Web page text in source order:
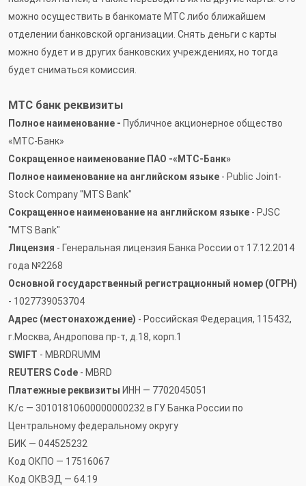
можно осуществить в банкомате МТС либо ближайшем
отделении банковской организации. Снять деньги с карты
можно будет и в других банковских учреждениях, но тогда
будет сниматься комиссия.
МТС банк реквизиты
Полное наименование - Публичное акционерное общество
«МТС-Банк»
Сокращенное наименование ПАО -«МТС-Банк»
Полное наименование на английском языке - Public Joint-
Stock Company "MTS Bank"
Сокращенное наименование на английском языке - PJSC
"MTS Bank"
Лицензия - Генеральная лицензия Банка России от 17.12.2014
года №2268
Основной государственный регистрационный номер (ОГРН)
- 1027739053704
Адрес (местонахождение) - Российская Федерация, 115432,
г.Москва, Андропова пр-т, д.18, корп.1
SWIFT - MBRDRUMM
REUTERS Code - MBRD
Платежные реквизиты ИНН — 7702045051
К/с — 30101810600000000232 в ГУ Банка России по
Центральному федеральному округу
БИК — 044525232
Код ОКПО — 17516067
Код ОКВЭД — 64.19